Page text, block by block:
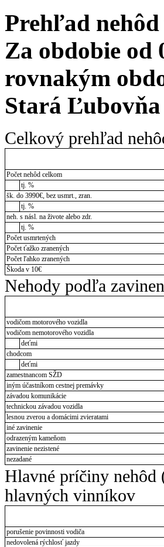
Prehľad
Za obdobie od
rovnakým
Stará Ľubovňa
Celkový prehľad
Počet nehôd celkom
tj. %
šk. do 3990€, bez usmrt., zran.
tj. %
neh. s násl. na živote alebo zdr.
tj. %
Počet usmrtených
Počet ťažko zranených
Počet ľahko zranených
Škoda v 10€
Nehody podľa
vodičom motorového vozidla
vodičom nemotorového vozidla
deťmi
chodcom
deťmi
zamestnancom SŽD
iným účastníkom cestnej premávky
závadou komunikácie
technickou závadou vozidla
lesnou zverou a domácimi zvieratami
iné zavinenie
odrazeným kameňom
zavinenie nezistené
nezadané
Hlavné príčiny
hlavných vinníkov
porušenie povinnosti vodiča
nedovolená rýchlosť jazdy